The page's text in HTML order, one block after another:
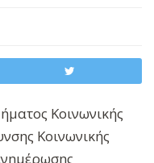
Κοινωνικής
Κοινωνικής